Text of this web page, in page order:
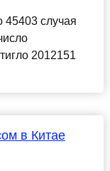
45403 случая
2012151
в Китае